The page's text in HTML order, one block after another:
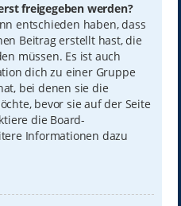
freigegeben werden?
entschieden haben, dass
Beitrag erstellt hast, die
müssen. Es ist auch
dich zu einer Gruppe
bei denen sie die
bevor sie auf der Seite
die Board-
Informationen dazu